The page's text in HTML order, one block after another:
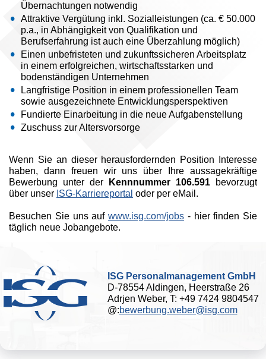
Übernachtungen notwendig
Attraktive Vergütung inkl. Sozialleistungen (ca. € 50.000
p.a., in Abhängigkeit von Qualifikation und
Berufserfahrung ist auch eine Überzahlung möglich)
Einen unbefristeten und zukunftssicheren Arbeitsplatz
in einem erfolgreichen, wirtschaftsstarken und
bodenständigen Unternehmen
Langfristige Position in einem professionellen Team
sowie ausgezeichnete Entwicklungsperspektiven
Fundierte Einarbeitung in die neue Aufgabenstellung
Zuschuss zur Altersvorsorge
Wenn Sie an dieser herausfordernden Position Interesse
haben, dann freuen wir uns über Ihre aussagekräftige
Bewerbung unter der
Kennnummer 106.591 bevorzugt
über unser ISG-Karriereportal oder per eMail.
Besuchen Sie uns auf www.isg.com/jobs - hier finden Sie
täglich neue Jobangebote.
ISG Personalmanagement GmbH
D-78554 Aldingen, Heerstraße 26
Adrjen Weber, T: +49 7424 9804547
@:bewerbung.weber@isg.com